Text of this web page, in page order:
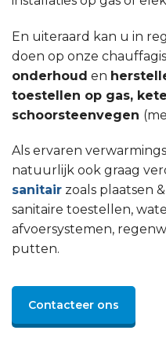
En uiteraard kan u in
doen op onze
onderhoud en
toestellen op gas,
schoorsteenvegen
Als ervaren
natuurlijk ook graag
sanitair zoals plaatsen
sanitaire toestellen,
afvoersystemen,
putten.
Contacteer ons